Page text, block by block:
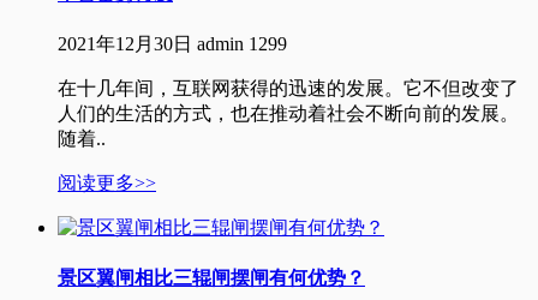
2021年12月30日 admin 1299
在十几年间，互联网获得的迅速的发展。它不但改变了
人们的生活的方式，也在推动着社会不断向前的发展。
随着..
阅读更多>>
景区翼闸相比三辊闸摆闸有何优势？